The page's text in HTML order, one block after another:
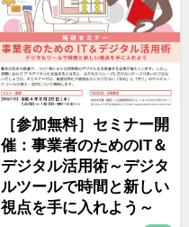
［参加無料］セミナー開
催：事業者のためのIT＆
デジタル活用術～デジタ
ルツールで時間と新しい
視点を手に入れよう～